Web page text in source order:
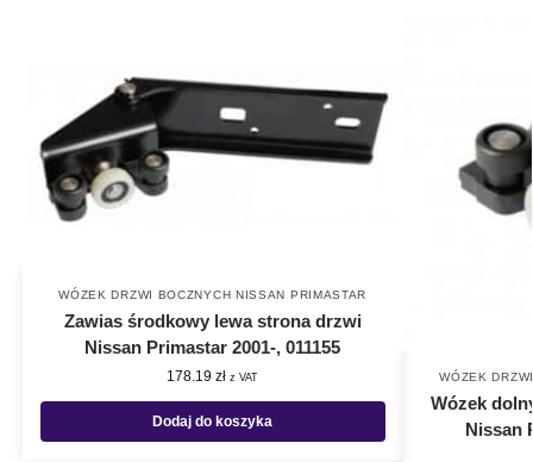
WÓZEK DRZWI BOCZNYCH NISSAN PRIMASTAR
Zawias środkowy lewa strona drzwi
Nissan Primastar 2001-, 011155
178.19zł z VAT
Dodaj do koszyka
WÓZEK
Wózek
Nissan